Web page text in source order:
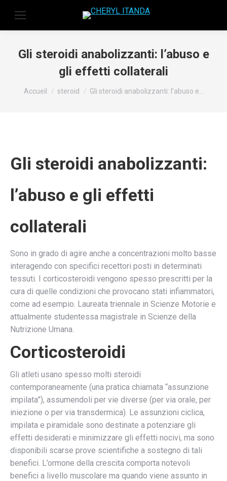
Gli steroidi anabolizzanti: l’abuso e
gli effetti collaterali
Vous êtes ici :
Accueil steroid Gli steroidi anabolizzanti: l’abuso e…
Gli steroidi anabolizzanti:
l’abuso e gli effetti
collaterali
Sono in grado di agire anche a concentrazioni molto basse
interagendo con specifici recettori posti in determinati
tessuti. I corticosteroidi vengono spesso prescritti per la
cura di quelle condizioni che provocano stati infiammatori,
come ad esempio. Laureata triennale in Scienze Motorie e
attualmente studentessa magistrale in Scienze della
Nutrizione Umana.
Corticosteroidi
Gli atleti usano spesso molti steroidi
contemporaneamente (una pratica chiamata “assunzione
impilata”), assumendoli per vie diverse (per via orale, per
iniezione o per via transdermica). Le assunzioni ciclica,
impilata e piramidale sono destinate a potenziare gli
effetti desiderati e minimizzare gli effetti nocivi, ma sono
disponibili scarse prove scientifiche a sostegno di tali
benefici. L’ormone della crescita comporta notevoli
benefici a livello muscolare ma quando viene assunto in